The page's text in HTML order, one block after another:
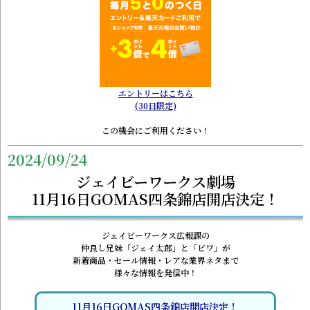
エントリーはこちら
(30日限定)
この機会にご利用ください！
2024/09/24
ジェイビーワークス劇場
11月16日GOMAS四条錦店開店決定！
ジェイビーワークス広報課の
仲良し兄妹「ジェイ太郎」と「ビワ」が
新着商品・セール情報・レアな業界ネタまで
様々な情報を発信中！
11月16日GOMAS四条錦店開店決定！